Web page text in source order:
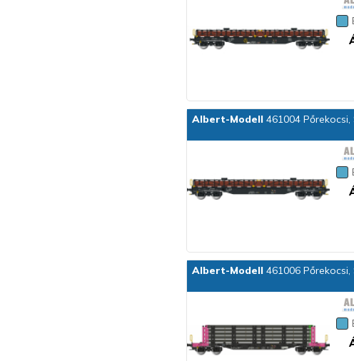
Albert-Modell 461004 Pőrekocsi,
Albert-Modell 461006 Pőrekocsi,